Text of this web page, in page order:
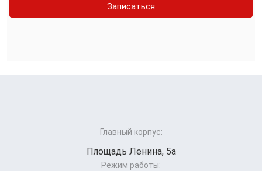
Записаться
Главный корпус:
Площадь Ленина, 5а
Режим работы: